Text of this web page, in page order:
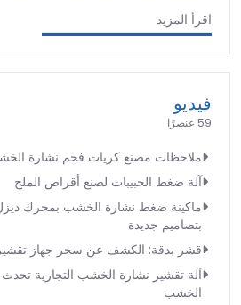
اقرأ المزيد
فيديو
59 عنصرًا
ملاحظات مصنع كريات فحم نشارة
آلة ضغط الحبيبات لصنع أقراص الملح
بتصاميم جديدة
قشر بدقة: الكشف عن سحر جهاز
آلة تقشير نشارة الخشب التجارية تحدث
الخشب